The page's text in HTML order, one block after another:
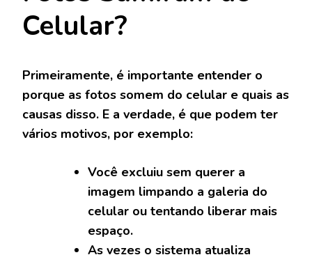
Celular?
Primeiramente, é importante entender o
porque as fotos somem do celular e quais as
causas disso. E a verdade, é que podem ter
vários motivos, por exemplo:
Você excluiu sem querer a
imagem limpando a galeria do
celular ou tentando liberar mais
espaço.
As vezes o sistema atualiza